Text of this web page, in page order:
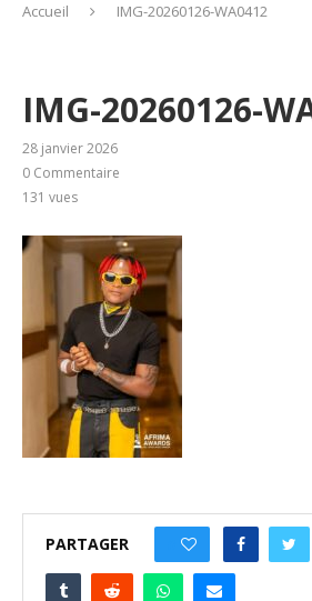
Accueil IMG-20260126-WA0412
IMG-20260126-
28 janvier 2026
0 Commentaire
131 vues
PARTAGER